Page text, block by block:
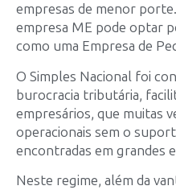
empresas de menor
empresa ME pode optar
como uma Empresa de
O Simples Nacional foi
burocracia tributária,
empresários, que muitas
operacionais sem o
encontradas em grandes
Neste regime, além da